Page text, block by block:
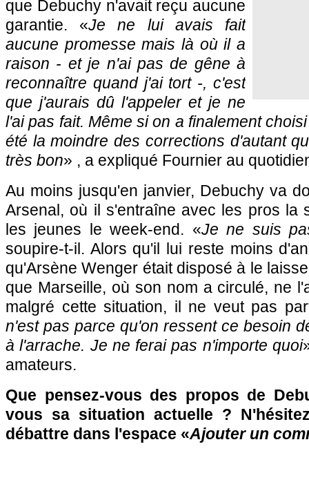
que Debuchy n'avait reçu aucune
garantie. «Je ne lui avais fait
aucune promesse mais là où il a
raison - et je n'ai pas de gêne à
reconnaître quand j'ai tort -, c'est
que j'aurais dû l'appeler et je ne
l'ai pas fait. Même si on a finalement
été la moindre des corrections d'autant
très bon» , a expliqué Fournier au
Au moins jusqu'en janvier, Debuchy va
Arsenal, où il s'entraîne avec les pros la
les jeunes le week-end. «Je ne suis
soupire-t-il. Alors qu'il lui reste moins
qu'Arsène Wenger était disposé à le
que Marseille, où son nom a circulé, ne
malgré cette situation, il ne veut pas
n'est pas parce qu'on ressent ce besoin
à l'arrache. Je ne ferai pas n'importe quoi
amateurs.
Que pensez-vous des propos de
vous sa situation actuelle ?
débattre dans l'espace «Ajouter un